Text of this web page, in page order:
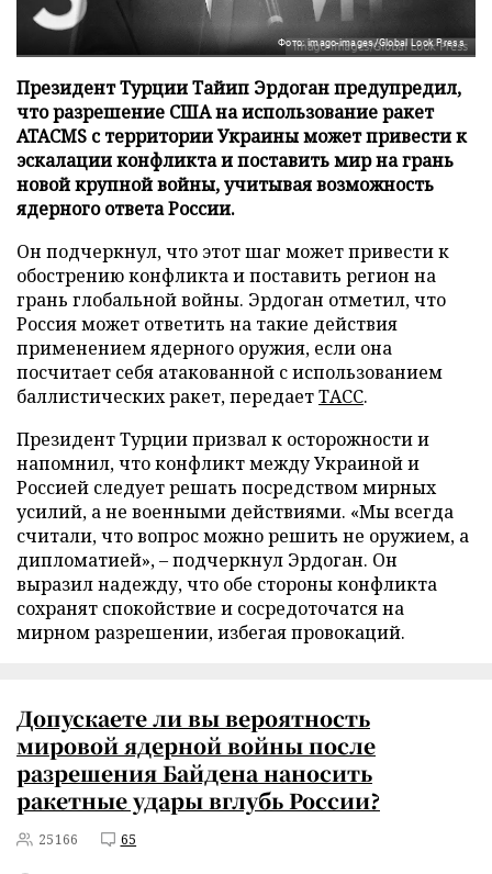
Фото: imago-images/Global Look Press
Президент Турции Тайип Эрдоган предупредил,
что разрешение США на использование ракет
ATACMS с территории Украины может привести к
эскалации конфликта и поставить мир на грань
новой крупной войны, учитывая возможность
ядерного ответа России.
Он подчеркнул, что этот шаг может привести к
обострению конфликта и поставить регион на
грань глобальной войны. Эрдоган отметил, что
Россия может ответить на такие действия
применением ядерного оружия, если она
посчитает себя атакованной с использованием
баллистических ракет, передаетТАСС.
Президент Турции призвал к осторожности и
напомнил, что конфликт между Украиной и
Россией следует решать посредством мирных
усилий, а не военными действиями. «Мы всегда
считали, что вопрос можно решить не оружием, а
дипломатией», – подчеркнул Эрдоган. Он
выразил надежду, что обе стороны конфликта
сохранят спокойствие и сосредоточатся на
мирном разрешении, избегая провокаций.
Допускаете ли вы вероятность
мировой ядерной войны после
разрешения Байдена наносить
ракетные удары вглубь России?
25166 65